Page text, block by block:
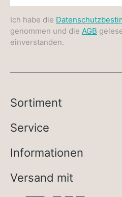
Ich habe die
genommen und die AGB
einverstanden.
Sortiment
Service
Informationen
Versand mit